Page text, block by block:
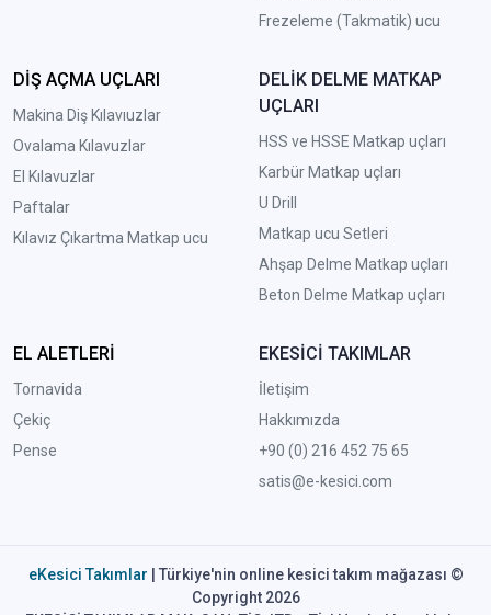
Frezeleme (Takmatik) ucu
DİŞ AÇMA UÇLARI
Makina Diş Kılavıuzlar
Ovalama Kılavuzlar
El Kılavuzlar
Paftalar
Kılavız Çıkartma Matkap ucu
DELİK DELME MATKAP
UÇLARI
HSS ve HSSE Matkap uçları
Karbür Matkap uçları
U Drill
Matkap ucu Setleri
Ahşap Delme Matkap uçları
Beton Delme Matkap uçları
EL ALETLERİ
Tornavida
Çekiç
Pense
EKESİCİ TAKIMLAR
İletişim
Hakkımızda
+90 (0) 216 452 75 65
satis@e-kesici.com
eKesici Takımlar | Türkiye'nin online kesici takım mağazası ©
Copyright 2026